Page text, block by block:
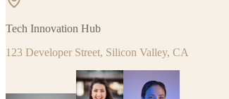
Tech Innovation Hub
123 Developer Street, Silicon Valley, CA